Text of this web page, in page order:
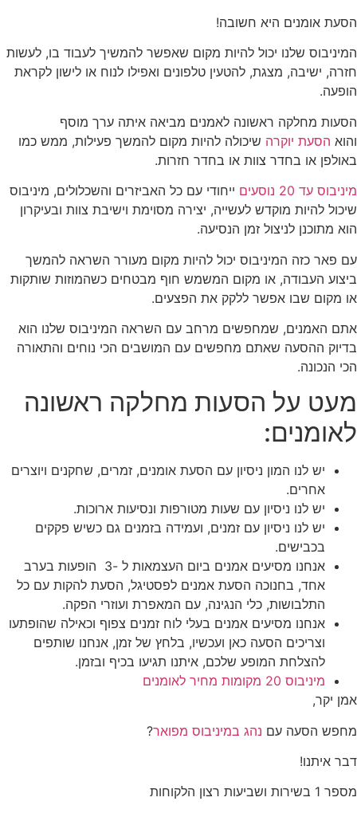
הסעת אומנים היא חשובה!
המיניבוס שלנו יכול להיות מקום שאפשר להמשיך לעבוד בו, לעשות
חזרה, ישיבה, מצגת, להטעין טלפונים ואפילו לנוח או לישון לקראת
הופעה.
הסעות מחלקה ראשונה לאמנים מביאה איתה ערך מוסף
והוא הסעת יוקרה שיכולה להיות מקום להמשך פעילות, ממש כמו
באולפן או בחדר צוות או בחדר חזרות.
מיניבוס עד 20 נוסעים
ייחודי עם כל האביזרים והשכלולים, מיניבוס
שיכול להיות מוקדש לעשייה, יצירה מסוימת וישיבת צוות ובעיקרון
הוא מתוכנן לניצול זמן הנסיעה.
עם פאר כזה המיניבוס יכול להיות מקום מעורר השראה להמשך
ביצוע העבודה, או מקום המשמש חוף מבטחים כשהמוזות שותקות
או מקום שבו אפשר ללקק את הפצעים.
אתם האמנים, שמחפשים מרחב עם השראה המיניבוס שלנו הוא
בדיוק ההסעה שאתם מחפשים עם המושבים הכי נוחים והתאורה
הכי הנכונה.
מעט על הסעות מחלקה ראשונה
לאומנים:
יש לנו המון ניסיון עם הסעת אומנים, זמרים, שחקנים ויוצרים
אחרים.
יש לנו ניסיון עם שעות מטורפות ונסיעות ארוכות.
יש לנו ניסיון עם זמנים, ועמידה בזמנים גם כשיש פקקים
בכבישים.
אנחנו מסיעים אמנים ביום העצמאות ל -3 הופעות בערב
אחד, בחנוכה הסעת אמנים לפסטיגל, הסעת להקות עם כל
התלבושות, כלי הנגינה, עם המאפרת ועוזרי הפקה.
אנחנו מסיעים אמנים בעלי לוח זמנים צפוף וכאילה שהופתעו
וצריכים הסעה כאן ועכשיו, בלחץ של זמן, אנחנו שותפים
להצלחת המופע שלכם, איתנו תגיעו בכיף ובזמן.
מיניבוס 20 מקומות מחיר לאומנים
אמן יקר,
מחפש הסעה עם נהג במיניבוס מפואר?
דבר איתנו!
מספר 1 בשירות ושביעות רצון הלקוחות